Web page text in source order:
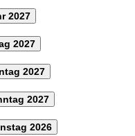
2027
2027
2027
2027
2026